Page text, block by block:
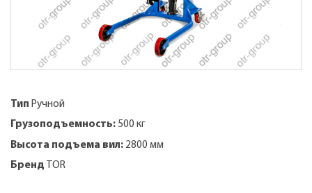
Тип Ручной
Грузоподъемность: 500 кг
Высота подъема вил: 2800 мм
Бренд
TOR